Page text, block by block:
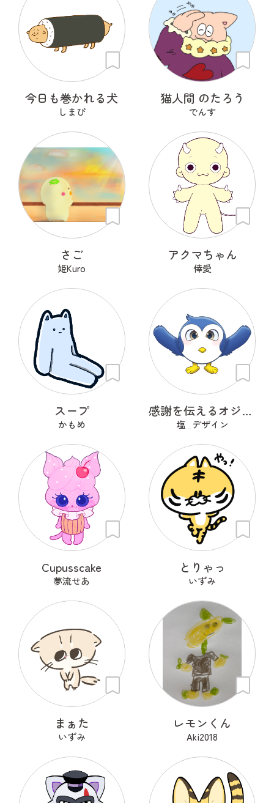
今日も巻かれる犬
しまぴ
猫人間 のたろう
でんす
さご
姫Kuro
アクマちゃん
倖愛
スープ
かもめ
感謝を伝えるオジギドリ
塩_デザイン
Cupusscake
夢流せあ
とりゃっ
いずみ
まぁた
いずみ
レモンくん
Aki2018